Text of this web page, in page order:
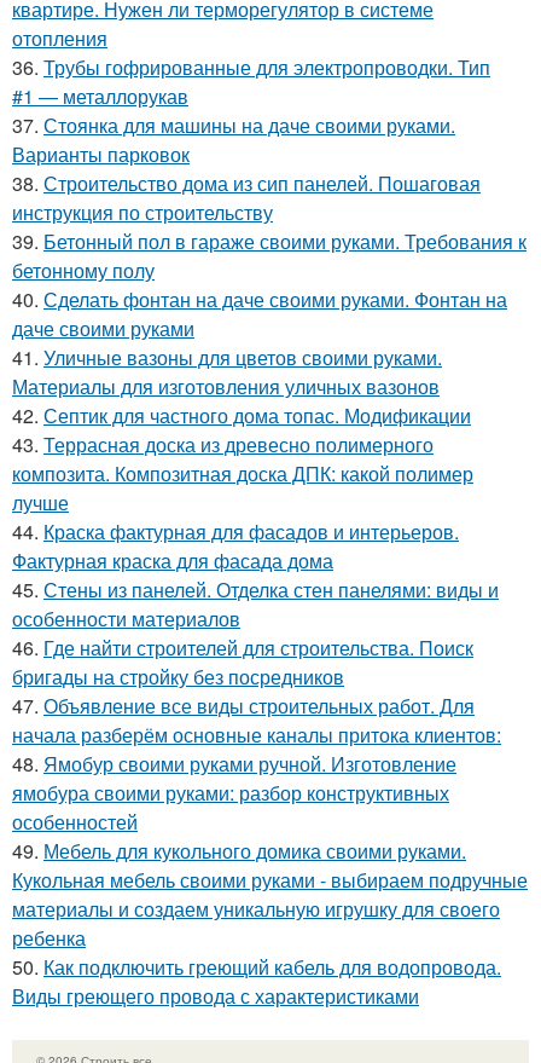
квартире. Нужен ли терморегулятор в системе
отопления
36. Трубы гофрированные для электропроводки. Тип
#1 — металлорукав
37. Стоянка для машины на даче своими руками.
Варианты парковок
38. Строительство дома из сип панелей. Пошаговая
инструкция по строительству
39. Бетонный пол в гараже своими руками. Требования к
бетонному полу
40. Сделать фонтан на даче своими руками. Фонтан на
даче своими руками
41. Уличные вазоны для цветов своими руками.
Материалы для изготовления уличных вазонов
42. Септик для частного дома топас. Модификации
43. Террасная доска из древесно полимерного
композита. Композитная доска ДПК: какой полимер
лучше
44. Краска фактурная для фасадов и интерьеров.
Фактурная краска для фасада дома
45. Стены из панелей. Отделка стен панелями: виды и
особенности материалов
46. Где найти строителей для строительства. Поиск
бригады на стройку без посредников
47. Объявление все виды строительных работ. Для
начала разберём основные каналы притока клиентов:
48. Ямобур своими руками ручной. Изготовление
ямобура своими руками: разбор конструктивных
особенностей
49. Мебель для кукольного домика своими руками.
Кукольная мебель своими руками - выбираем подручные
материалы и создаем уникальную игрушку для своего
ребенка
50. Как подключить греющий кабель для водопровода.
Виды греющего провода с характеристиками